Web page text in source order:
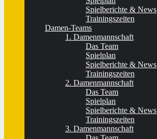
Spielberichte & News
Trainingszeiten
Damen-Teams
1. Damenmannschaft
Das Team
Spielplan
Spielberichte & News
Trainingszeiten
2. Damenmannschaft
Das Team
Spielplan
Spielberichte & News
Trainingszeiten
3. Damenmannschaft